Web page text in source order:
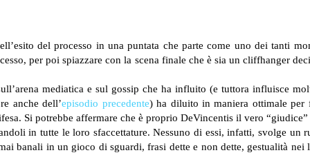
del processo in una puntata che parte come uno dei tanti
per poi spiazzare con la scena finale che è sia un cliffhanger
mediatica e sul gossip che ha influito (e tuttora influisce
anche dell’episodio precedente) ha diluito in maniera ottimale per
Si potrebbe affermare che è proprio DeVincentis il vero
in tutte le loro sfaccettature. Nessuno di essi, infatti, svolge un
banali in un gioco di sguardi, frasi dette e non dette, gestualità